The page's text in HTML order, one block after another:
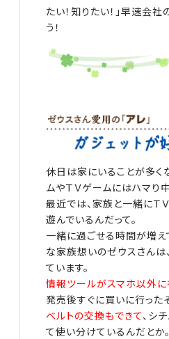
たい！知りたい！」早速会
う！
休日は家にいることが多く
ムやＴＶゲームにはハマり中
最近では、家族と一緒にＴ
遊んでいるんだって。
一緒に過ごせる時間が増え
な家族想いのゼウスさんは
ています。
情報ツールがスマホ以外に
発売後すぐに買いに行った
ベルトの交換もできて、シ
て使い分けているんだとか。